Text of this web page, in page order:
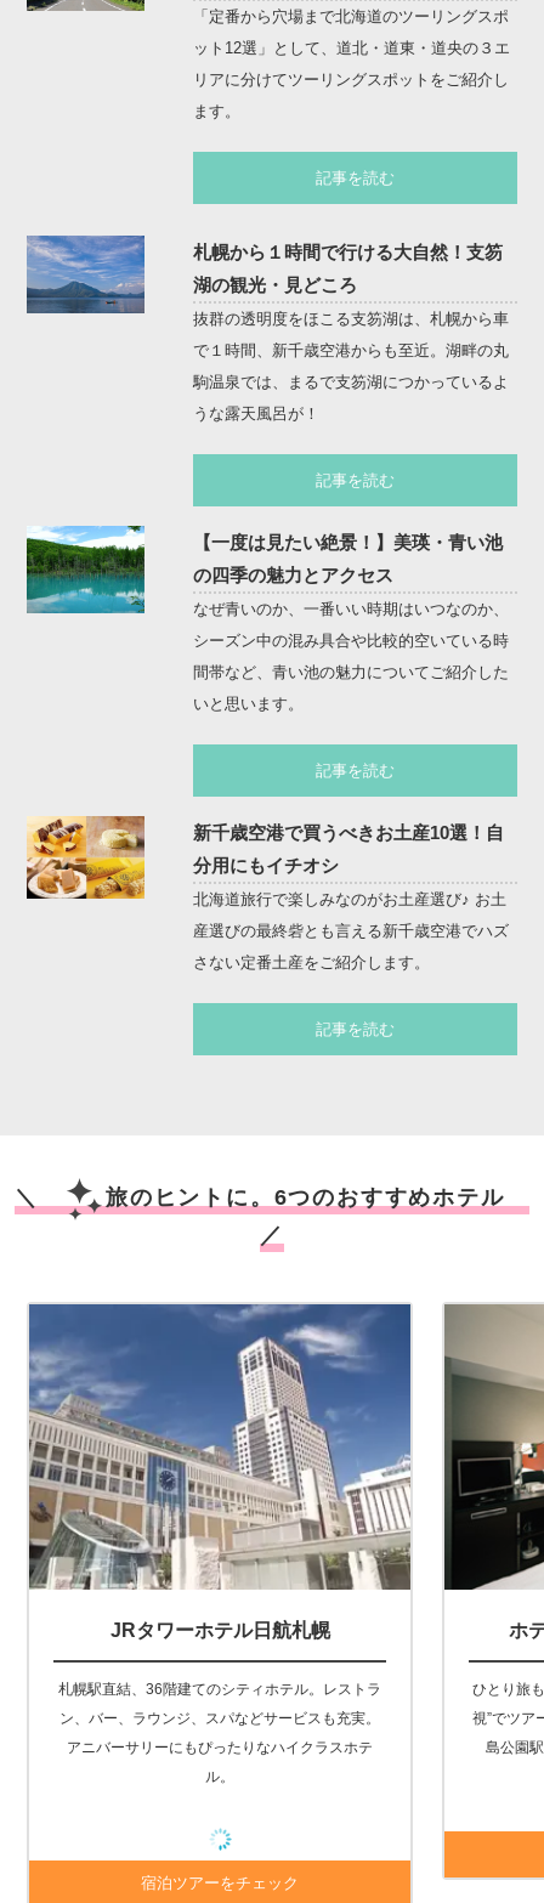
「定番から穴場まで北海道のツーリングスポ
ット12選」として、道北・道東・道央の３エ
リアに分けてツーリングスポットをご紹介し
ます。
記事を読む
札幌から１時間で行ける大自然！支笏
湖の観光・見どころ
抜群の透明度をほこる支笏湖は、札幌から車
で１時間、新千歳空港からも至近。湖畔の丸
駒温泉では、まるで支笏湖につかっているよ
うな露天風呂が！
記事を読む
【一度は見たい絶景！】美瑛・青い池
の四季の魅力とアクセス
なぜ青いのか、一番いい時期はいつなのか、
シーズン中の混み具合や比較的空いている時
間帯など、青い池の魅力についてご紹介した
いと思います。
記事を読む
新千歳空港で買うべきお土産10選！自
分用にもイチオシ
北海道旅行で楽しみなのがお土産選び♪ お土
産選びの最終砦とも言える新千歳空港でハズ
さない定番土産をご紹介します。
記事を読む
＼
旅のヒントに。6つのおすすめホテル
／
JRタワーホテル日航札幌
札幌駅直結、36階建てのシティホテル。レストラ
ン、バー、ラウンジ、スパなどサービスも充実。
アニバーサリーにもぴったりなハイクラスホテ
ル。
宿泊ツアーをチェック
ホ
ひとり旅
視”でツア
島公園